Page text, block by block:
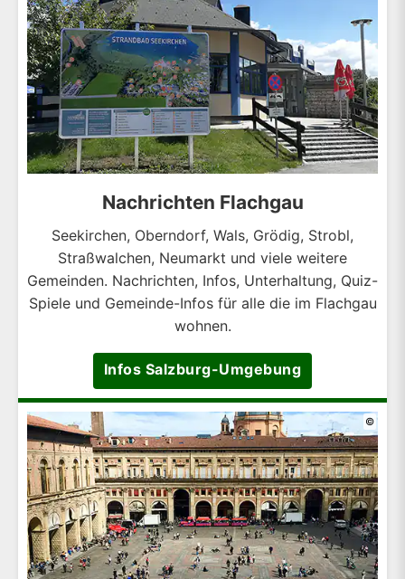
Nachrichten Flachgau
Seekirchen, Oberndorf, Wals, Grödig, Strobl,
Straßwalchen, Neumarkt und viele weitere
Gemeinden. Nachrichten, Infos, Unterhaltung, Quiz-
Spiele und Gemeinde-Infos für alle die im Flachgau
wohnen.
Infos Salzburg-Umgebung
©